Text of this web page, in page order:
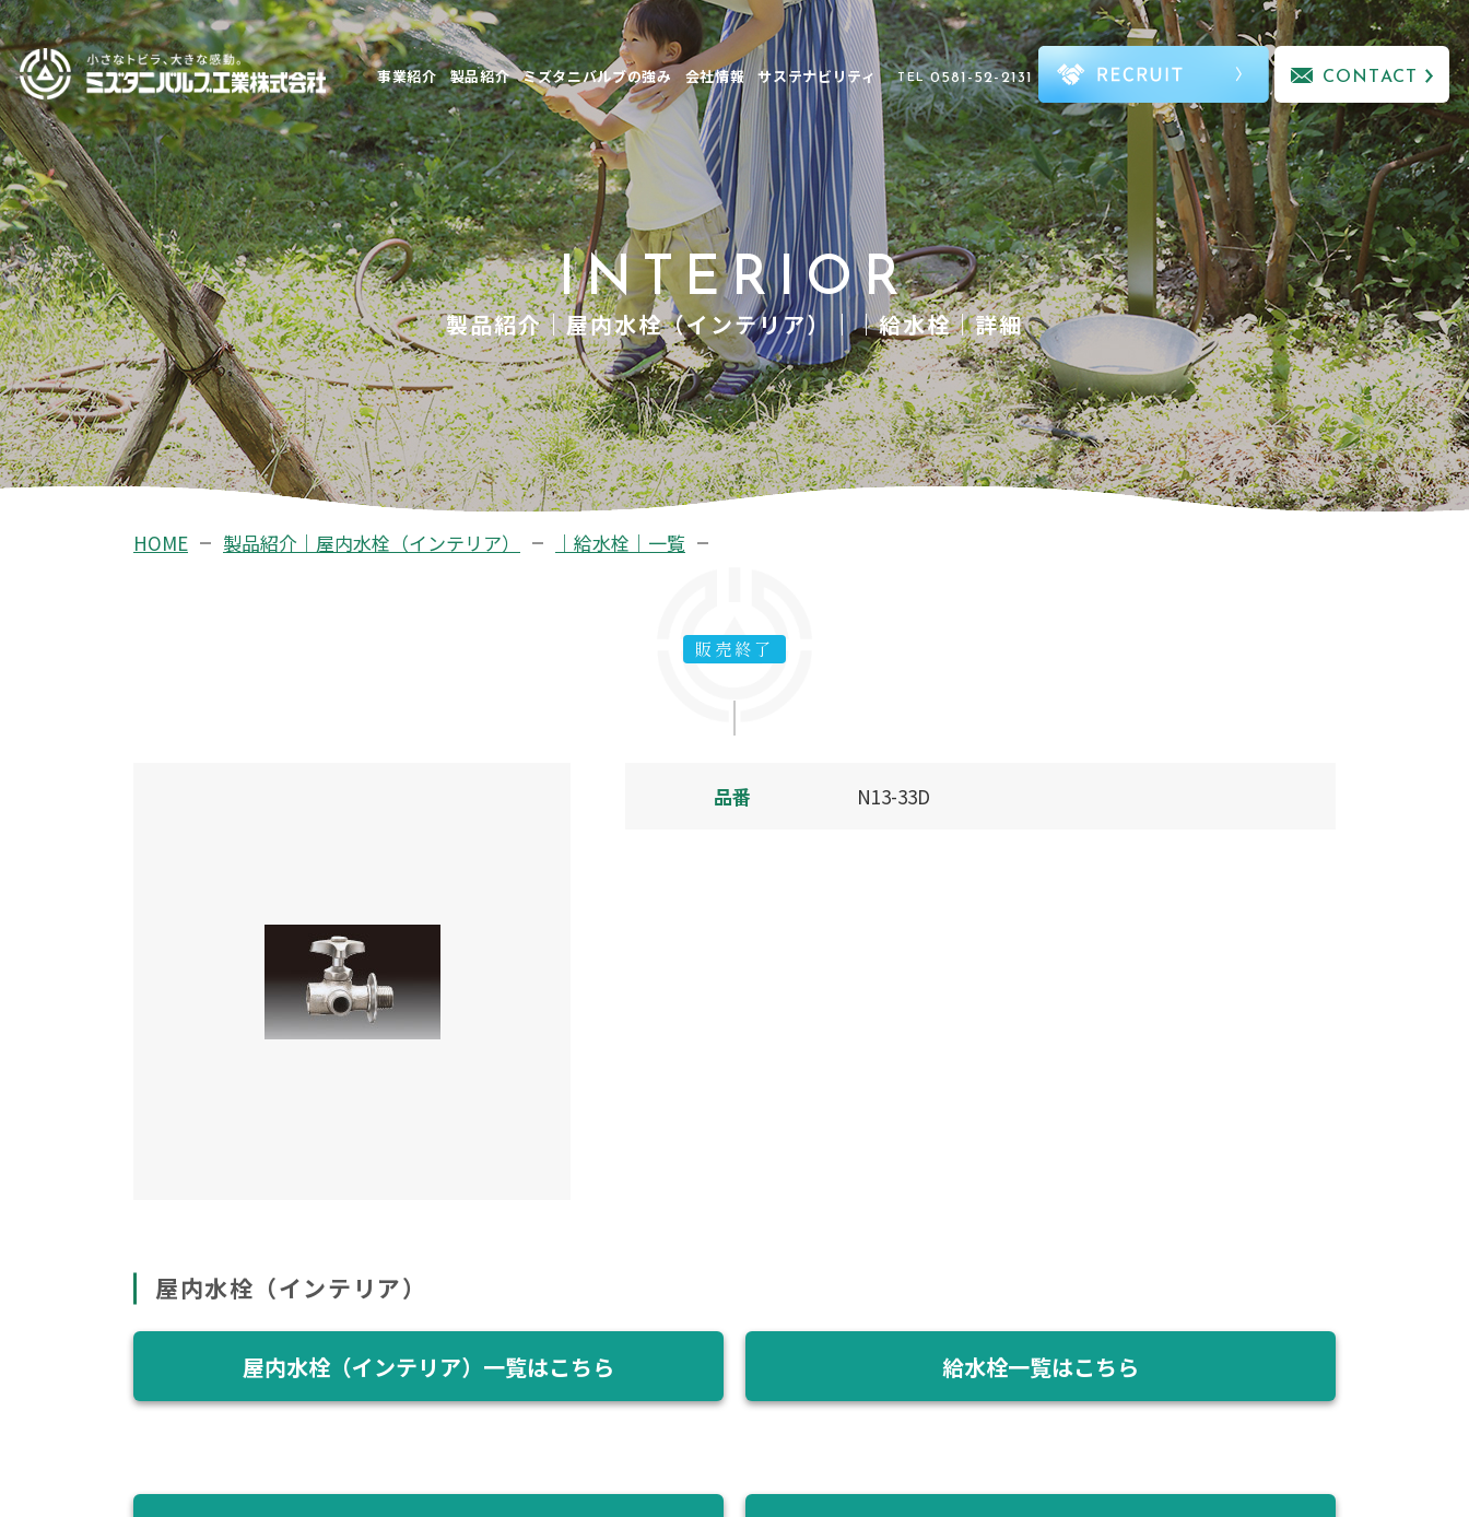
事業紹介 製品紹介 ミズタニバルブの強み 会社情報 サステナビリティ TEL 0581-52-2131 CONTACT
INTERIOR
製品紹介｜屋内水栓（インテリア）｜｜給水栓｜詳細
HOME 製品紹介｜屋内水栓（インテリア） ｜給水栓｜一覧
販売終了
品番 N13-33D
屋内水栓（インテリア）
屋内水栓（インテリア）一覧はこちら 給水栓一覧はこちら